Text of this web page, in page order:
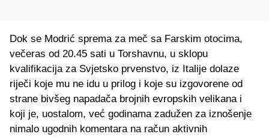
Dok se Modrić sprema za meč sa Farskim otocima,
večeras od 20.45 sati u Torshavnu, u sklopu
kvalifikacija za Svjetsko prvenstvo, iz Italije dolaze
riječi koje mu ne idu u prilog i koje su izgovorene od
strane bivšeg napadača brojnih evropskih velikana i
koji je, uostalom, već godinama zadužen za iznošenje
nimalo ugodnih komentara na račun aktivnih